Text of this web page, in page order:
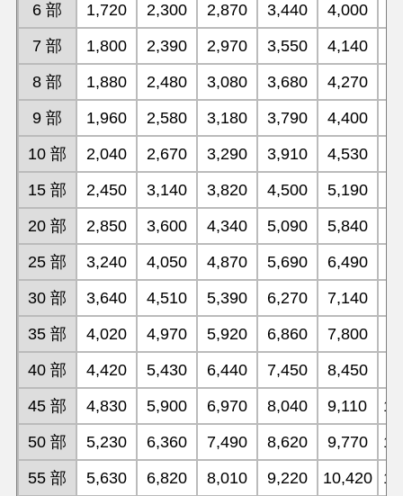
6 部
1,720 2,300 2,870 3,440 4,000
7 部
1,800 2,390 2,970 3,550 4,140
8 部
1,880 2,480 3,080 3,680 4,270
9 部
1,960 2,580 3,180 3,790 4,400
10 部
2,040 2,670 3,290 3,910 4,530
15 部
2,450 3,140 3,820 4,500 5,190
20 部
2,850 3,600 4,340 5,090 5,840
25 部
3,240 4,050 4,870 5,690 6,490
30 部
3,640 4,510 5,390 6,270 7,140
35 部
4,020 4,970 5,920 6,860 7,800
40 部
4,420 5,430 6,440 7,450 8,450
45 部
4,830 5,900 6,970 8,040 9,110
50 部
5,230 6,360 7,490 8,620 9,770
55 部
5,630 6,820 8,010 9,220 10,420